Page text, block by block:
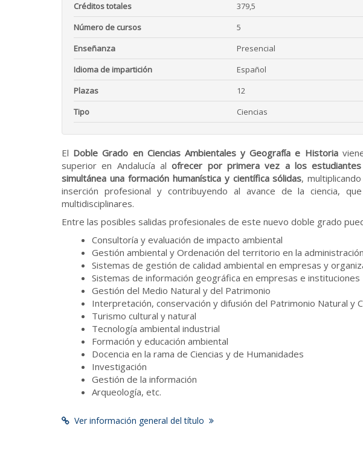
Créditos totales
379,5
Número de cursos
5
Enseñanza
Presencial
Idioma de impartición
Español
Plazas
12
Tipo
Ciencias
El Doble Grado en Ciencias Ambientales y Geografía e Historia
superior en Andalucía alofrecer por primera vez a los
simultánea una formación humanística y científica sólidas,
inserción profesional y contribuyendo al avance de la ciencia,
multidisciplinares.
Entre las posibles salidas profesionales de este nuevo doble grado
Consultoría y evaluación de impacto ambiental
Gestión ambiental y Ordenación del territorio en la administración
Sistemas de gestión de calidad ambiental en empresas y
Sistemas de información geográfica en empresas e instituciones
Gestión del Medio Natural y del Patrimonio
Interpretación, conservación y difusión del Patrimonio Natural y
Turismo cultural y natural
Tecnología ambiental industrial
Formación y educación ambiental
Docencia en la rama de Ciencias y de Humanidades
Investigación
Gestión de la información
Arqueología, etc.
Ver información general del título